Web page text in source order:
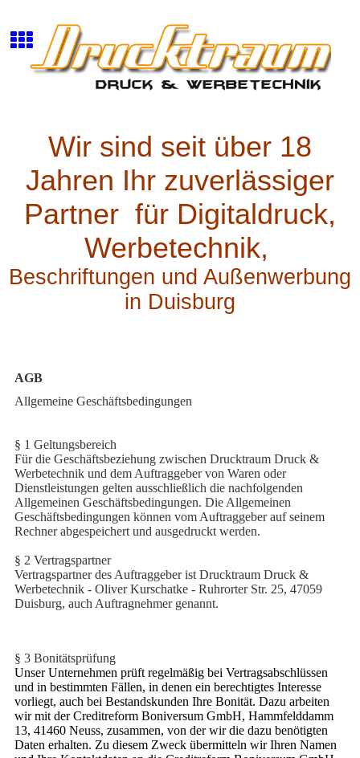
Wir sind seit über 18
Jahren Ihr zuverlässiger
Partner für Digitaldruck,
Werbetechnik,
Beschriftungen und Außenwerbung
in Duisburg
AGB
Allgemeine Geschäftsbedingungen
§ 1 Geltungsbereich
Für die Geschäftsbeziehung zwischen Drucktraum Druck &
Werbetechnik und dem Auftraggeber von Waren oder
Dienstleistungen gelten ausschließlich die nachfolgenden
Allgemeinen Geschäftsbedingungen. Die Allgemeinen
Geschäftsbedingungen können vom Auftraggeber auf seinem
Rechner abgespeichert und ausgedruckt werden.
§ 2 Vertragspartner
Vertragspartner des Auftraggeber ist Drucktraum Druck &
Werbetechnik - Oliver Kurschatke - Ruhrorter Str. 25, 47059
Duisburg, auch Auftragnehmer genannt.
§ 3 Bonitätsprüfung
Unser Unternehmen prüft regelmäßig bei Vertragsabschlüssen
und in bestimmten Fällen, in denen ein berechtigtes Interesse
vorliegt, auch bei Bestandskunden Ihre Bonität. Dazu arbeiten
wir mit der Creditreform Boniversum GmbH, Hammfelddamm
13, 41460 Neuss, zusammen, von der wir die dazu benötigten
Daten erhalten. Zu diesem Zweck übermitteln wir Ihren Namen